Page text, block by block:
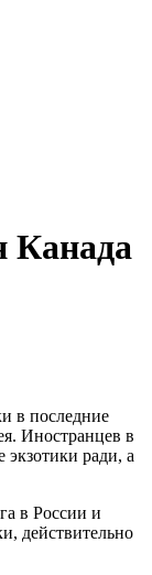
Канада
в последние
Иностранцев в
ради, а
в России и
действительно